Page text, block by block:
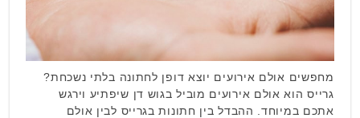
מחפשים אולם אירועים יוצא דופן לחתונה בלתי נשכחת?
גרייס הוא אולם אירועים מוביל בגוש דן שיפתיע וירגש
אתכם במיוחד. ההבדל בין חתונות בגרייס לבין אולם